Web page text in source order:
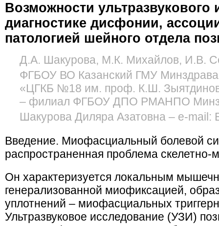
Возможности ультразвукового
диагностике дисфонии,
патологией шейного отдела
Д.А. Шакурова, М.К. Михайлов, И.В.
ФГБОУ ВО Казанский ГМУ
«ЦГКБ №18 им. проф. К.Ш.
– филиал ФГБОУ ДПО РМАНПО
Шакурова Диляра Азатовна – e-mail:
Введение. Миофасциальный болевой
распространенная проблема
Он характеризуется локальным
генерализованной миофиксацией,
уплотнений – миофасциальных
Ультразвуковое исследование (УЗИ)